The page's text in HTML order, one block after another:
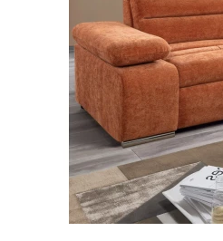
Detská izba
Predsieň, šatník a chodba
Kuchyňa
Kúpeľňa
Záhrada
Domácnosť
BYTOVÝ TEXTIL
Prikrývky
Vankúše
Koberce
Závesy a žalúzie
Zobrazit vše
VEĽKÁ NOC